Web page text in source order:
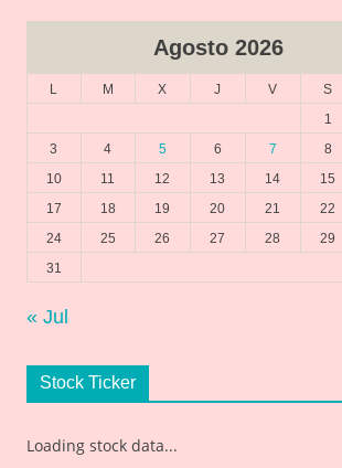
Agosto 2026
L M X J V S
1
3
4 5 6 7 8
10
11 12 13 14 15
17
18 19 20 21 22
24
25 26 27 28 29
31
« Jul
Stock Ticker
Loading stock data...